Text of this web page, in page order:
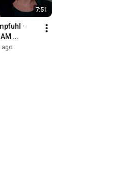
7:51
·
von
ago